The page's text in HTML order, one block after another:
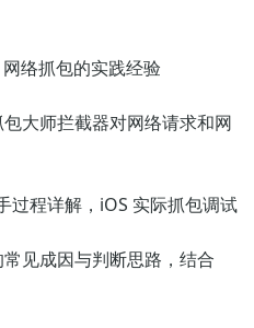
络抓包的实践经验
大师拦截器对网络请求和网
过程详解，iOS 实际抓包调试
见成因与判断思路，结合